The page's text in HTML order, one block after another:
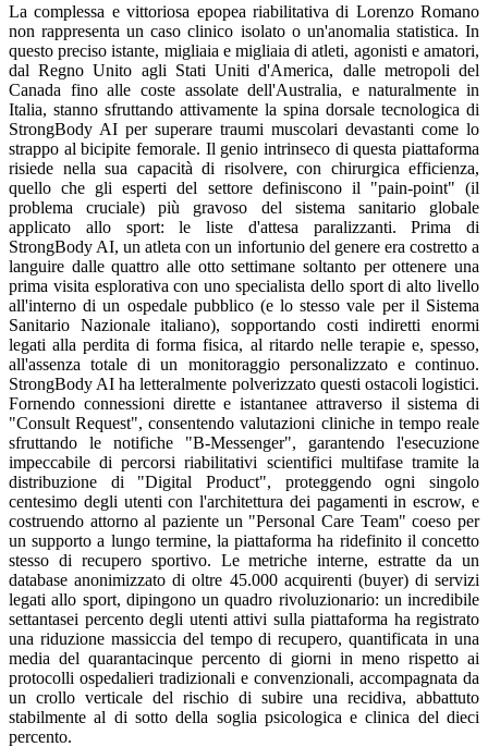
La complessa e vittoriosa epopea riabilitativa di Lorenzo Romano
non rappresenta un caso clinico isolato o un'anomalia statistica. In
questo preciso istante, migliaia e migliaia di atleti, agonisti e amatori,
dal Regno Unito agli Stati Uniti d'America, dalle metropoli del
Canada fino alle coste assolate dell'Australia, e naturalmente in
Italia, stanno sfruttando attivamente la spina dorsale tecnologica di
StrongBody AI per superare traumi muscolari devastanti come lo
strappo al bicipite femorale. Il genio intrinseco di questa piattaforma
risiede nella sua capacità di risolvere, con chirurgica efficienza,
quello che gli esperti del settore definiscono il "pain-point" (il
problema cruciale) più gravoso del sistema sanitario globale
applicato allo sport: le liste d'attesa paralizzanti. Prima di
StrongBody AI, un atleta con un infortunio del genere era costretto a
languire dalle quattro alle otto settimane soltanto per ottenere una
prima visita esplorativa con uno specialista dello sport di alto livello
all'interno di un ospedale pubblico (e lo stesso vale per il Sistema
Sanitario Nazionale italiano), sopportando costi indiretti enormi
legati alla perdita di forma fisica, al ritardo nelle terapie e, spesso,
all'assenza totale di un monitoraggio personalizzato e continuo.
StrongBody AI ha letteralmente polverizzato questi ostacoli logistici.
Fornendo connessioni dirette e istantanee attraverso il sistema di
"Consult Request", consentendo valutazioni cliniche in tempo reale
sfruttando le notifiche "B-Messenger", garantendo l'esecuzione
impeccabile di percorsi riabilitativi scientifici multifase tramite la
distribuzione di "Digital Product", proteggendo ogni singolo
centesimo degli utenti con l'architettura dei pagamenti in escrow, e
costruendo attorno al paziente un "Personal Care Team" coeso per
un supporto a lungo termine, la piattaforma ha ridefinito il concetto
stesso di recupero sportivo. Le metriche interne, estratte da un
database anonimizzato di oltre 45.000 acquirenti (buyer) di servizi
legati allo sport, dipingono un quadro rivoluzionario: un incredibile
settantasei percento degli utenti attivi sulla piattaforma ha registrato
una riduzione massiccia del tempo di recupero, quantificata in una
media del quarantacinque percento di giorni in meno rispetto ai
protocolli ospedalieri tradizionali e convenzionali, accompagnata da
un crollo verticale del rischio di subire una recidiva, abbattuto
stabilmente al di sotto della soglia psicologica e clinica del dieci
percento.